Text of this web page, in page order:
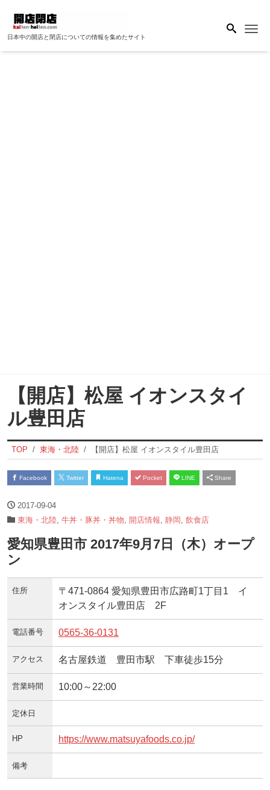
日本中の開店と閉店についての情報を集めたサイト
【開店】松屋 イオンスタイ
ル豊田店
TOP 東海・北陸 【開店】松屋 イオンスタイル豊田店
Facebook Twitter Hatena Pocket LINE Share
2017-09-04
東海・北陸 牛丼・豚丼・丼物 開店情報 静岡 飲食店
愛知県豊田市 2017年9月7日（木）オープ
ン
住所
〒471-0864 愛知県豊田市広路町1丁目1 イ
オンスタイル豊田店 2F
電話番号 0565-36-0131
アクセス 名古屋鉄道 豊田市駅 下車徒歩15分
営業時間 10:00～22:00
定休日
HP https://www.matsuyafoods.co.jp/
備考